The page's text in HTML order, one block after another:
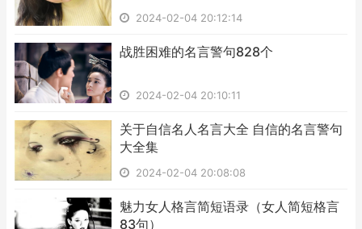
2024-02-04 20:12:14
​战胜困难的名言警句828个
2024-02-04 20:10:11
​关于自信名人名言大全 自信的名言警句
大全集
2024-02-04 20:08:08
​魅力女人格言简短语录（女人简短格言
83句）